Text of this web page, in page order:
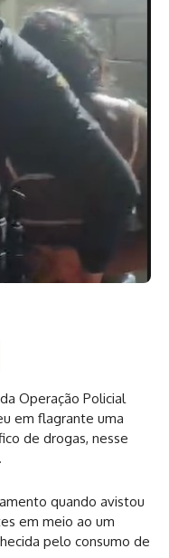
Operação Policial
em flagrante uma
de drogas, nesse
quando avistou
em meio ao um
pelo consumo de